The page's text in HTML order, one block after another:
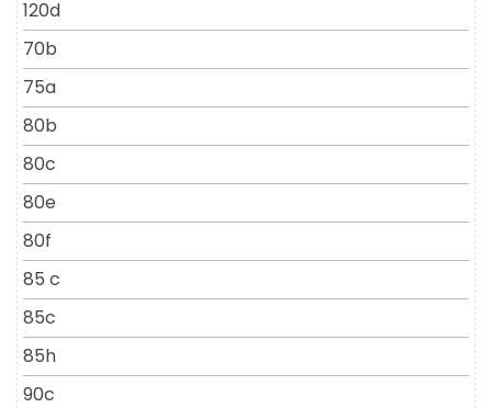
120d
70b
75a
80b
80c
80e
80f
85 c
85c
85h
90c